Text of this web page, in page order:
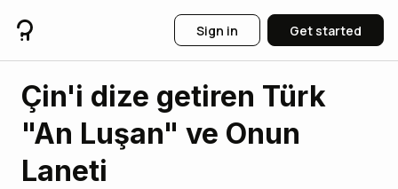
Sign in Get started
Çin'i dize getiren Türk
"An Luşan" ve Onun
Laneti